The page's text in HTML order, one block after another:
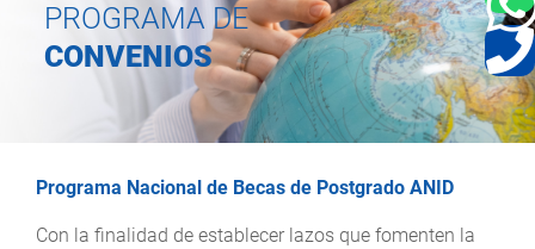
PROGRAMA DE
CONVENIOS
Programa Nacional de Becas de Postgrado ANID
Con la finalidad de establecer lazos que fomenten la